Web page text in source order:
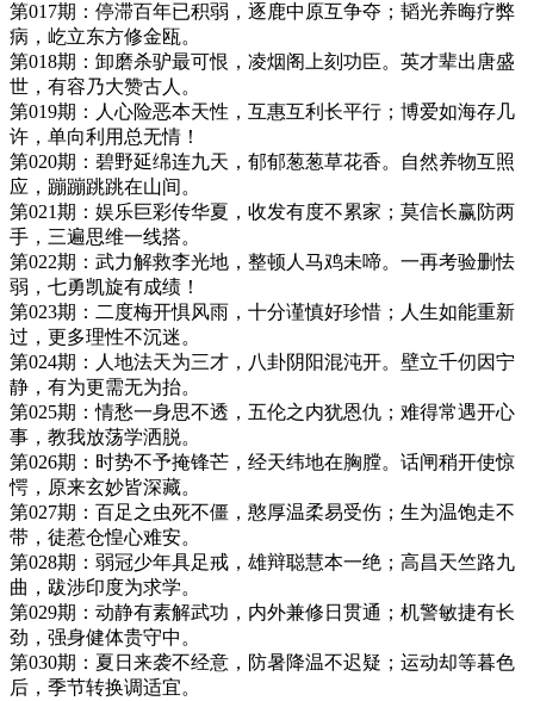
第017期：停滞百年已积弱，逐鹿中原互争夺；韬光养晦疗弊
病，屹立东方修金瓯。
第018期：卸磨杀驴最可恨，凌烟阁上刻功臣。英才辈出唐盛
世，有容乃大赞古人。
第019期：人心险恶本天性，互惠互利长平行；博爱如海存几
许，单向利用总无情！
第020期：碧野延绵连九天，郁郁葱葱草花香。自然养物互照
应，蹦蹦跳跳在山间。
第021期：娱乐巨彩传华夏，收发有度不累家；莫信长赢防两
手，三遍思维一线搭。
第022期：武力解救李光地，整顿人马鸡未啼。一再考验删怯
弱，七勇凯旋有成绩！
第023期：二度梅开惧风雨，十分谨慎好珍惜；人生如能重新
过，更多理性不沉迷。
第024期：人地法天为三才，八卦阴阳混沌开。壁立千仞因宁
静，有为更需无为抬。
第025期：情愁一身思不透，五伦之内犹恩仇；难得常遇开心
事，教我放荡学洒脱。
第026期：时势不予掩锋芒，经天纬地在胸膛。话闸稍开使惊
愕，原来玄妙皆深藏。
第027期：百足之虫死不僵，憨厚温柔易受伤；生为温饱走不
带，徒惹仓惶心难安。
第028期：弱冠少年具足戒，雄辩聪慧本一绝；高昌天竺路九
曲，跋涉印度为求学。
第029期：动静有素解武功，内外兼修日贯通；机警敏捷有长
劲，强身健体贵守中。
第030期：夏日来袭不经意，防暑降温不迟疑；运动却等暮色
后，季节转换调适宜。